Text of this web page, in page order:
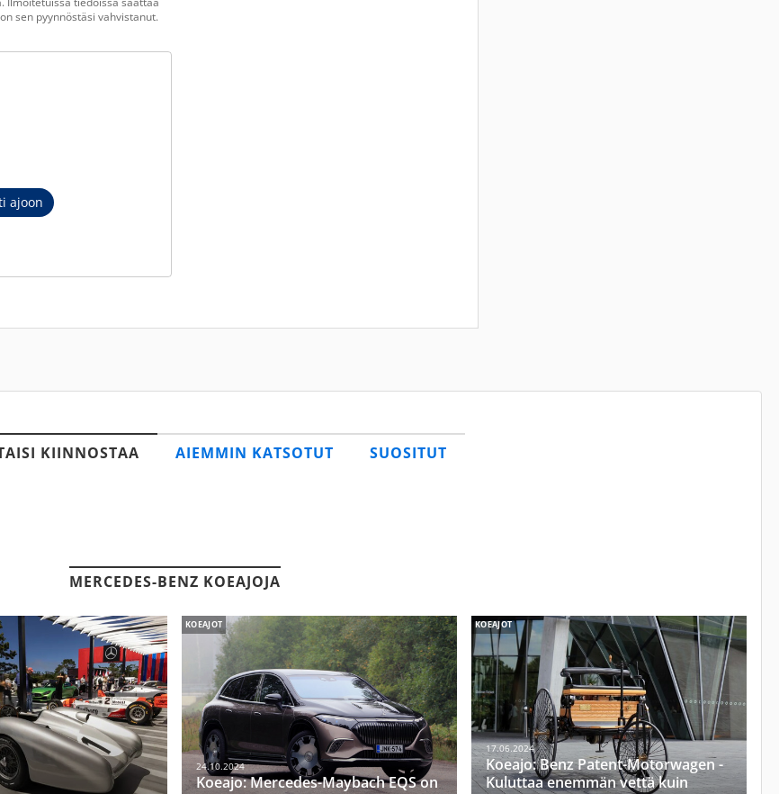
sen pyynnöstäsi vahvistanut.
ajoon
KIINNOSTAA AIEMMIN KATSOTUT SUOSITUT
MERCEDES-BENZ KOEAJOJA
KOEAJOT
24.10.2024
Koeajo: Mercedes-Maybach EQS on
KOEAJOT
17.06.2024
Koeajo: Benz Patent-Motorwagen -
Kuluttaa enemmän vettä kuin